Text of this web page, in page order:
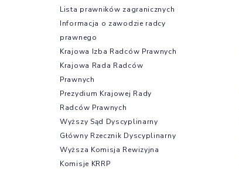
Lista prawników zagranicznych
Informacja o zawodzie radcy
prawnego
Krajowa Izba Radców Prawnych
Krajowa Rada Radców
Prawnych
Prezydium Krajowej Rady
Radców Prawnych
Wyższy Sąd Dyscyplinarny
Główny Rzecznik Dyscyplinarny
Wyższa Komisja Rewizyjna
Komisje KRRP